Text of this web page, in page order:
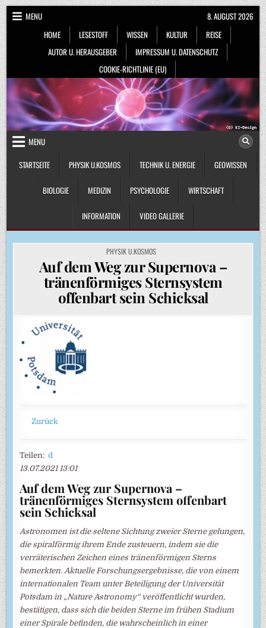
Skip
to
content
MENU
HOME
LESESTOFF WISSEN KULTUR
REISE
AUTOR U. HERAUSGEBER
IMPRESSUM U. DATENSCHUTZ
COOKIE-RICHTLINIE (EU)
8. AUGUST 2026
MENU
STARTSEITE
PHYSIK U.KOSMOS TECHNIK U. ENERGIE GEOWISSEN
BIOLOGIE MEDIZIN PSYCHOLOGIE WIRTSCHAFT
INFORMATION VIDEO GALLERIE
POSTED
IN
PHYSIK U.KOSMOS
Auf dem Weg zur Supernova –
tränenförmiges Sternsystem
offenbart sein Schicksal
Zurück
Teilen:d
13.07.2021 13:01
Auf dem Weg zur Supernova –
tränenförmiges Sternsystem offenbart
sein Schicksal
Astronomen ist die seltene Sichtung zweier Sterne gelungen,
die spiralförmig ihrem Ende zusteuern, indem sie die
verräterischen Zeichen eines tränenförmigen Sterns
bemerkten. Aktuelle Forschungsergebnisse, die von einem
internationalen Team unter Beteiligung der Universität
Potsdam in „Nature Astronomy“ veröffentlicht wurden,
bestätigen, dass sich die beiden Sterne im frühen Stadium
einer Spirale befinden, die wahrscheinlich in einer